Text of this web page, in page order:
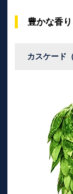
豊かな香
カスケード